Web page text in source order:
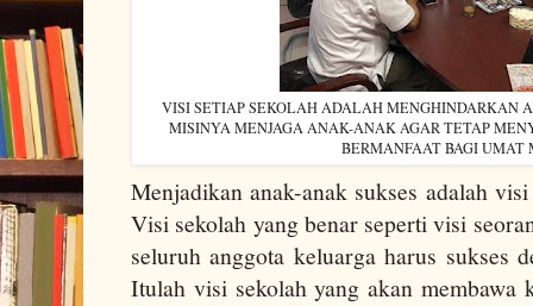
VISI SETIAP SEKOLAH ADALAH MENGHINDARKAN
MISINYA MENJAGA ANAK-ANAK AGAR TETAP
BERMANFAAT BAGI UMAT
Menjadikan anak-anak sukses adalah
Visi sekolah yang benar seperti visi
seluruh anggota keluarga harus sukses
Itulah visi sekolah yang akan membawa